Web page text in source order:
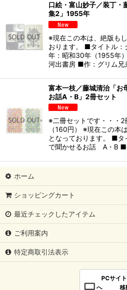
絞り込む
口絵・富山妙子／装丁・
集2」1955年
※現在この本は、絶版も
おります。 ■タイトル
年：昭和30年（1955年
河出書房 ■作：グリム
富本一枝／藤城清治「お
お話A・B」2冊セット
※二冊セットです・・・
（160円） ※現在この本
となっております。 ■タ
で聞かせるお話 A・B
ホーム
ショッピングカート
最近チェックしたアイテム
ご利用案内
特定商取引法表示
PCサイト
へ 移